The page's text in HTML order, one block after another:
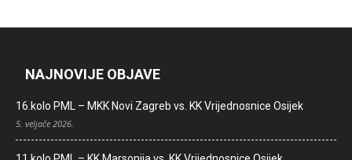
NAJNOVIJE OBJAVE
16.kolo PML – MKK Novi Zagreb vs. KK Vrijednosnice Osijek
5. veljače 2026.